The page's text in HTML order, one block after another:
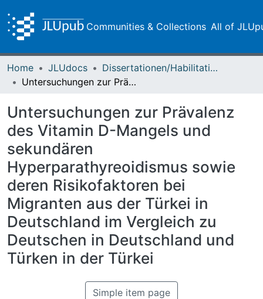
Communities & Collections All of
Home JLUdocs
Dissertationen/Habilitationen
Untersuchungen zur Prävalenz des Vitamin D-Mangels und sekundären Hyperparathyreoidismus sowie deren Risikofaktoren bei Migranten aus der Türkei in Deutschland im Vergleich zu Deutschen in Deutschland und Türken in der Türkei
Untersuchungen zur Prävalenz
des Vitamin D-Mangels und
sekundären
Hyperparathyreoidismus sowie
deren Risikofaktoren bei
Migranten aus der Türkei in
Deutschland im Vergleich zu
Deutschen in Deutschland und
Türken in der Türkei
Simple item page